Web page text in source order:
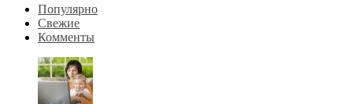
Популярно
Свежие
Комменты